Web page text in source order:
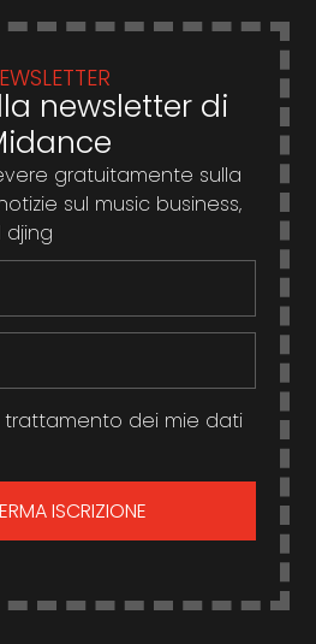
newsletter di
gratuitamente sulla
sul music business,
djing
dei mie dati
ISCRIZIONE